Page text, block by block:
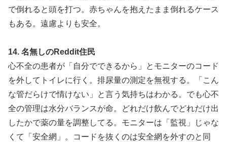
で倒れると頭を打つ。赤ちゃんを抱えたまま倒れるケース
もある。遠慮よりも安全。
14. 名無しのReddit住民
心不全の患者が「自分でできるから」とモニターのコード
を外してトイレに行く。排尿量の測定を無視する。「こん
な管だらけで情けない」と言う気持ちはわかる。でも心不
全の管理は水分バランスが命。どれだけ飲んでどれだけ出
したかで薬の量を調整してる。モニターは「監視」じゃな
くて「安全網」。コードを抜くのは安全網を外すのと同